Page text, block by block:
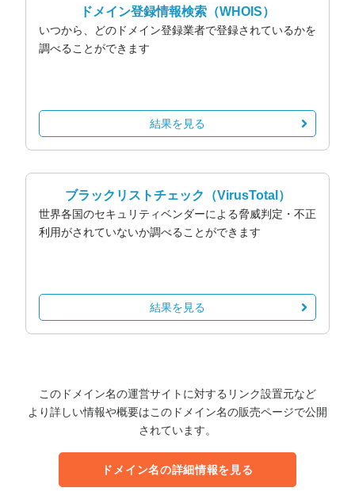
ドメイン登録情報検索 （WHOIS）
いつから、どのドメイン登録業者で登録されているかを
調べることができます
結果を見る
ブラックリストチェック （VirusTotal）
世界各国のセキュリティベンダーによる脅威判定・不正
利用がされていないか調べることができます
結果を見る
このドメイン名の運営サイトに対するリンク設置元など
より詳しい情報や概要はこのドメイン名の販売ページで公開
されています。
ドメイン名の詳細情報を見る